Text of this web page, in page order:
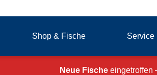
Shop & Fische Service
Neue Fischeeingetroffen